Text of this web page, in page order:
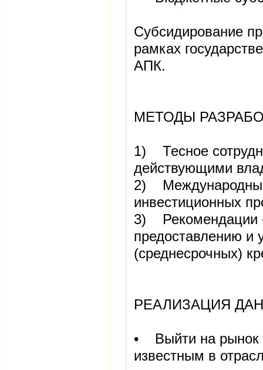
Субсидирование
рамках
АПК.
МЕТОДЫ
1) Тесное
действующими
2)
инвестиционных
3) Рекомендации
предоставлению и
(среднесрочных)
РЕАЛИЗАЦИЯ
• Выйти на рынок
известным в